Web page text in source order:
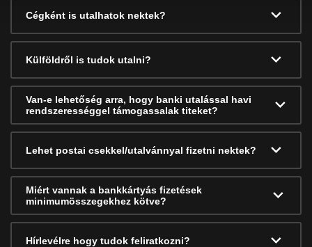
Cégként is utalhatok nektek?
Külföldről is tudok utalni?
Van-e lehetőség arra, hogy banki utalással havi
rendszerességgel támogassalak titeket?
Lehet postai csekkel/utalvánnyal fizetni nektek?
Miért vannak a bankkártyás fizetések
minimumösszegekhez kötve?
Hírlevélre hogy tudok feliratkozni?